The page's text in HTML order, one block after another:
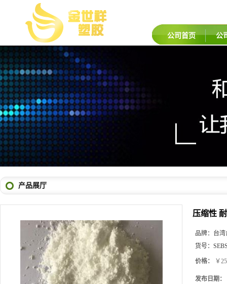
公司首页 公
产品展厅
压缩性
品牌：台湾
价格：
发布日期：
更新日期：